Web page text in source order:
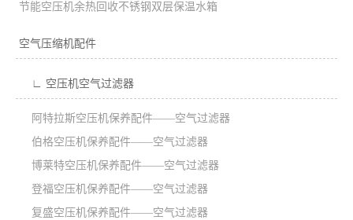
节能空压机余热回收不锈钢双层保温水箱
空气压缩机配件
∟ 空压机空气过滤器
阿特拉斯空压机保养配件——空气过滤器
伯格空压机保养配件——空气过滤器
博莱特空压机保养配件——空气过滤器
登福空压机保养配件——空气过滤器
复盛空压机保养配件——空气过滤器